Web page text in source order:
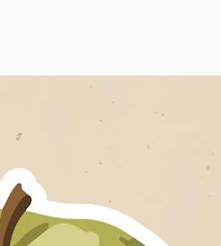
помощник
Документация по
Пакету ИИ